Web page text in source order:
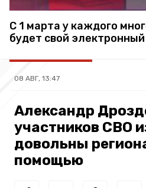
С 1 марта у каждого
будет свой
08 АВГ, 13:47
Александр
участников СВО
довольны
помощью